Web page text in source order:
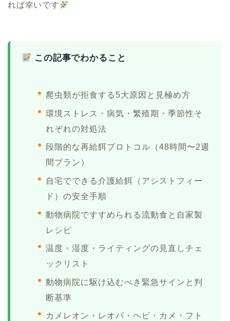
れば幸いです
この記事でわかること
爬虫類が拒食する5大原因と見極め方
環境ストレス・病気・繁殖期・季節性そ
れぞれの対処法
段階的な再給餌プロトコル（48時間〜2週
間プラン）
自宅でできる介護給餌（アシストフィー
ド）の安全手順
動物病院ですすめられる流動食と自家製
レシピ
温度・湿度・ライティングの見直しチェ
ックリスト
動物病院に駆け込むべき緊急サインと判
断基準
カメレオン・レオパ・ヘビ・カメ・フト